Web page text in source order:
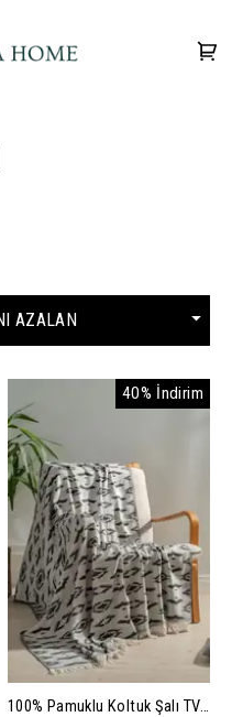
40% İndirim
100% Pamuklu Koltuk Şalı TV